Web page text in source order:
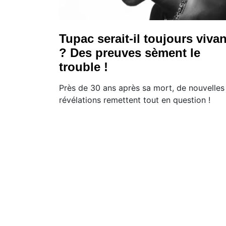
Tupac serait-il toujours
? Des preuves sèment le
trouble !
Près de 30 ans après sa mort, de nouvelles
révélations remettent tout en question !